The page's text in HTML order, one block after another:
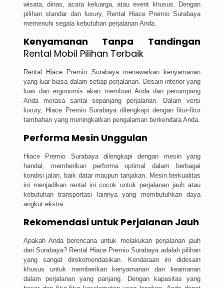
wisata, dinas, acara keluarga, atau event khusus. Dengan
pilihan standar dan luxury, Rental Hiace Premio Surabaya
memenuhi segala kebutuhan perjalanan Anda.
Kenyamanan Tanpa Tandingan
Rental Mobil Pilihan Terbaik
Rental Hiace Premio Surabaya menawarkan kenyamanan
yang luar biasa dalam setiap perjalanan. Desain interior yang
luas dan ergonomis akan membuat Anda dan penumpang
Anda merasa santai sepanjang perjalanan. Dalam versi
luxury, Hiace Premio Surabaya dilengkapi dengan fitur-fitur
tambahan yang meningkatkan pengalaman berkendara Anda.
Performa Mesin Unggulan
Hiace Premio Surabaya dilengkapi dengan mesin yang
handal, memberikan performa optimal dalam berbagai
kondisi jalan, baik datar maupun tanjakan. Mesin berkualitas
ini menjadikan rental ini cocok untuk perjalanan jauh atau
kebutuhan transportasi lainnya yang membutuhkan daya
angkut ekstra.
Rekomendasi untuk Perjalanan Jauh
Apakah Anda berencana untuk melakukan perjalanan jauh
dari Surabaya? Rental Hiace Premio Surabaya adalah pilihan
yang sangat direkomendasikan. Kendaraan ini didesain
khusus untuk memberikan kenyamanan dan keamanan
dalam perjalanan yang panjang. Dengan kapasitas yang